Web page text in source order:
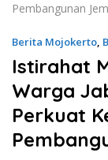
Pembangunan
Berita Mojokerto,
Istirahat
Warga
Perkuat